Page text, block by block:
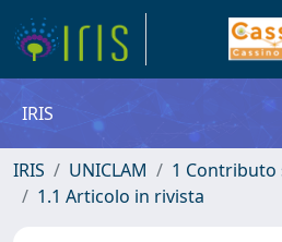
IRIS
IRIS UNICLAM
1 Contributo
1.1 Articolo in rivista